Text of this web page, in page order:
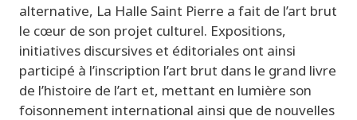
alternative, La Halle Saint Pierre a fait de l’art brut
le cœur de son projet culturel. Expositions,
initiatives discursives et éditoriales ont ainsi
participé à l’inscription l’art brut dans le grand livre
de l’histoire de l’art et, mettant en lumière son
foisonnement international ainsi que de nouvelles